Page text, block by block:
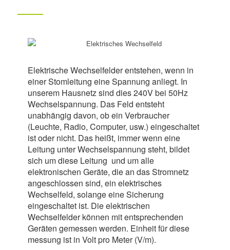
Elektrische Wechselfelder entstehen, wenn in
einer Stomleitung eine Spannung anliegt. In
unserem Hausnetz sind dies 240V bei 50Hz
Wechselspannung. Das Feld entsteht
unabhängig davon, ob ein Verbraucher
(Leuchte, Radio, Computer, usw.) eingeschaltet
ist oder nicht. Das heißt, immer wenn eine
Leitung unter Wechselspannung steht, bildet
sich um diese Leitung und um alle
elektronischen Geräte, die an das Stromnetz
angeschlossen sind, ein elektrisches
Wechselfeld, solange eine Sicherung
eingeschaltet ist. Die elektrischen
Wechselfelder können mit entsprechenden
Geräten gemessen werden. Einheit für diese
messung ist in Volt pro Meter (V/m).